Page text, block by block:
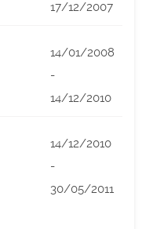
17/12/2007
14/01/2008
-
14/12/2010
14/12/2010
-
30/05/2011